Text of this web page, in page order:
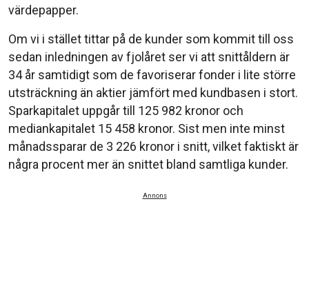
värdepapper.
Om vi i stället tittar på de kunder som kommit till oss
sedan inledningen av fjolåret ser vi att snittåldern är
34 år samtidigt som de favoriserar fonder i lite större
utsträckning än aktier jämfört med kundbasen i stort.
Sparkapitalet uppgår till 125 982 kronor och
mediankapitalet 15 458 kronor. Sist men inte minst
månadssparar de 3 226 kronor i snitt, vilket faktiskt är
några procent mer än snittet bland samtliga kunder.
Annons